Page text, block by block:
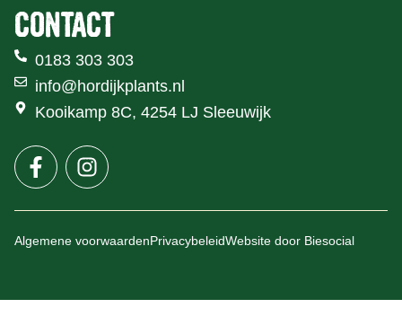
CONTACT
0183 303 303
info@hordijkplants.nl
Kooikamp 8C, 4254 LJ Sleeuwijk
Algemene voorwaardenPrivacybeleidWebsite door Biesocial